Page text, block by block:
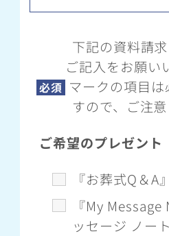
下記の資料請
ご記入をお願い
必須 マークの項目
すので、ご注意
ご希望のプレゼント
『お葬式Q＆A』
『My
ッセージ ノー